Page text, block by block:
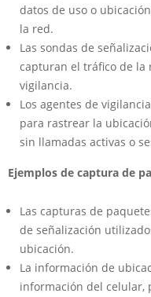
datos de uso o
la red.
Las sondas de
capturan el tráfico de la
vigilancia.
Los agentes de
para rastrear la
sin llamadas activas o
Ejemplos de captura de
Las capturas de
de señalización
ubicación.
La información de
información del celular,